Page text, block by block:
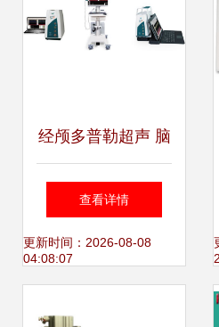
经颅多普勒超声 脑
血管的“无创侦察
兵”
查看详情
更新时间：2026-08-08
04:08:07